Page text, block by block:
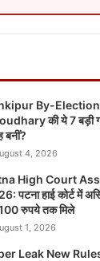
By-
की ये 7 बड़ी
बनीं?
4, 2026
High Court
पटना हाई कोर्ट में
रुपये तक मिले
1, 2026
Leak New Rules